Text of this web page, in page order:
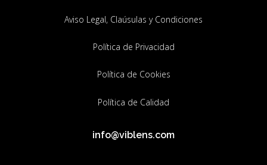
Aviso Legal, Claúsulas y Condiciones
Política de Privacidad
Política de Cookies
Política de Calidad
info@viblens.com